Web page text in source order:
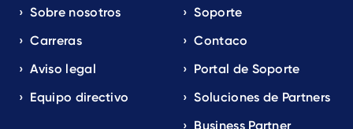
Sobre nosotros
Carreras
Aviso legal
Equipo directivo
Soporte
Contaco
Portal de Soporte
Soluciones de Partners
Business Partner